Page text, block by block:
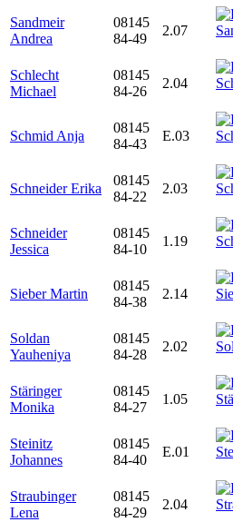
Sandmeir
Andrea
08145
84-49
2.07
Schlecht
Michael
08145
84-26
2.04
Schmid Anja
08145
84-43
E.03
Schneider Erika
08145
84-22
2.03
Schneider
Jessica
08145
84-10
1.19
Sieber Martin
08145
84-38
2.14
Soldan
Yauheniya
08145
84-28
2.02
Stäringer
Monika
08145
84-27
1.05
Steinitz
Johannes
08145
84-40
E.01
Straubinger
Lena
08145
84-29
2.04